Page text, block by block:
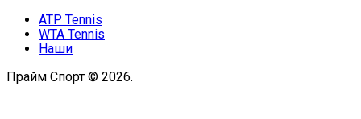
ATP Tennis
WTA Tennis
Наши
Прайм Спорт © 2026.